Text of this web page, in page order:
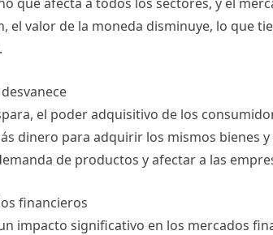
el valor de la moneda disminuye, lo que
el poder adquisitivo de los
dinero para adquirir los mismos bienes
de productos y afectar a las
financieros
impacto significativo en los mercados